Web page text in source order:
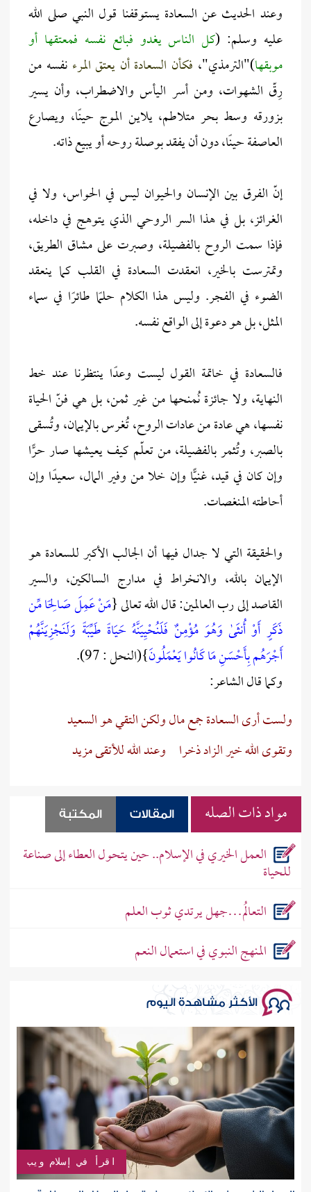
وعند الحديث عن السعادة يستوقفنا قول النبي صلى الله
عليه وسلم: (كل الناس يغدو فبائع نفسه فمعتقها أو
موبقها)"الترمذي"، فكأن السعادة أن يعتق المرء نفسه من
رِقّ الشهوات، ومن أسر اليأس والاضطراب، وأن يسير
بزورقه وسط بحر متلاطم، يلاين الموج حينًا، ويصارع
العاصفة حينًا، دون أن يفقد بوصلة روحه أو يبيع ذاته.
إنّ الفرق بين الإنسان والحيوان ليس في الحواس، ولا في
الغرائز، بل في هذا السر الروحي الذي يتوهج في داخله،
فإذا سمت الروح بالفضيلة، وصبرت على مشاق الطريق،
وتمترست بالخير، انعقدت السعادة في القلب كما ينعقد
الضوء في الفجر. وليس هذا الكلام حلمًا طائرًا في سماء
المثل، بل هو دعوة إلى الواقع نفسه.
فالسعادة في خاتمة القول ليست وعدًا ينتظرنا عند خط
النهاية، ولا جائزة نُمنحها من غير ثمن، بل هي فنّ الحياة
نفسها، هي عادة من عادات الروح، تُغرس بالإيمان، وتُسقى
بالصبر، وتُثمر بالفضيلة، من تعلّم كيف يعيشها صار حرًّا
وإن كان في قيد، غنيًّا وإن خلا من وفير المال، سعيدًا وإن
أحاطته المنغصات.
والحقيقة التي لا جدال فيها أن الجالب الأكبر للسعادة هو
الإيمان بالله، والانخراط في مدارج السالكين، والسير
القاصد إلى رب العالمين: قال الله تعالى {مَنْ عَمِلَ صَالِحًا مِّن
ذَكَرٍ أَوْ أُنثَىٰ وَهُوَ مُؤْمِنٌ فَلَنُحْيِيَنَّهُ حَيَاةً طَيِّبَةً وَلَنَجْزِيَنَّهُمْ
أَجْرَهُم بِأَحْسَنِ مَا كَانُوا يَعْمَلُونَ}(النحل : 97).
وكما قال الشاعر:
ولست أرى السعادة جمع مالولكن التقي هو السعيد
وتقوى الله خير الزاد ذخرا وعند الله للأتقى مزيد
مواد ذات الصله المقالات المكتبة
العمل الخيري في الإسلام.. حين يتحول العطاء إلى صناعة
للحياة
التعالُم…جهل يرتدي ثوب العلم
المنهج النبوي في استعمال النعم
الأكثر مشاهدة اليوم
اقرأ في إسلام ويب